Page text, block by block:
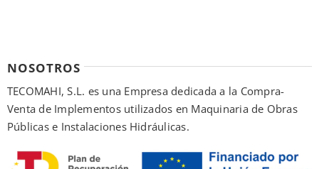
NOSOTROS
TECOMAHI, S.L. es una Empresa dedicada a la Compra-
Venta de Implementos utilizados en Maquinaria de Obras
Públicas e Instalaciones Hidráulicas.